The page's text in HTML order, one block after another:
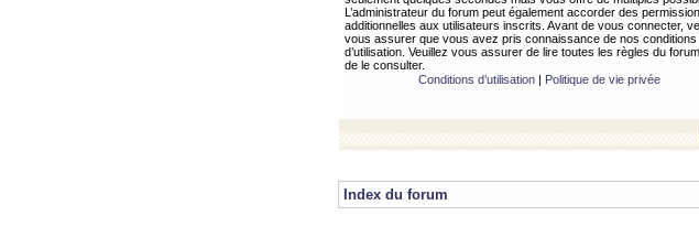
L’administrateur du forum peut également accorder des
additionnelles aux utilisateurs inscrits. Avant de vous connecter,
vous assurer que vous avez pris connaissance de nos conditions
d’utilisation. Veuillez vous assurer de lire toutes les règles du
de le consulter.
Conditions d’utilisation| Politique de vie privée
Index du forum